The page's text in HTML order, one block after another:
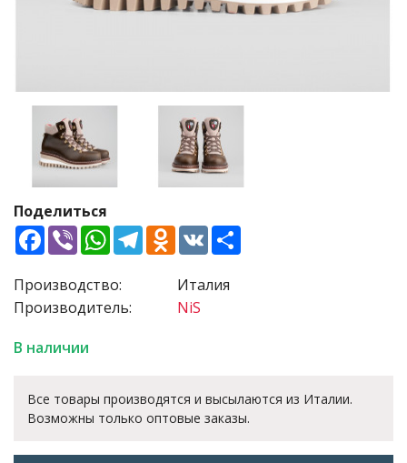
Поделиться
Facebook
ViberWhatsApp
TelegramOdnoklassniki
VK
Производство:
Производитель:
Италия
NiS
В наличии
Все товары производятся и высылаются из Италии.
Возможны только оптовые заказы.